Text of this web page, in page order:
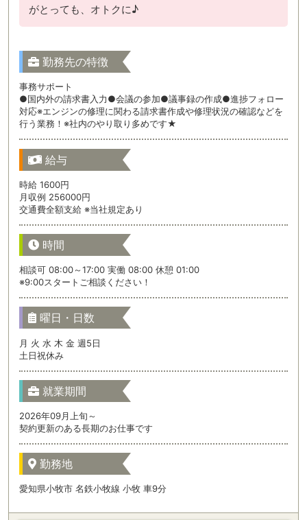
がとっても、オトクに♪
勤務先の特徴
事務サポート
●国内外の請求書入力●会議の参加●議事録の作成●進捗フォロー
対応※エンジンの修理に関わる請求書作成や修理状況の確認などを
行う業務！※社内のやり取り多めです★
給与
時給 1600円
月収例 256000円
交通費全額支給 ※当社規定あり
時間
相談可 08:00～17:00 実働 08:00 休憩 01:00
※9:00スタートご相談ください！
曜日・日数
月 火 水 木 金 週5日
土日祝休み
就業期間
2026年09月上旬～
契約更新のある長期のお仕事です
勤務地
愛知県小牧市 名鉄小牧線 小牧 車9分